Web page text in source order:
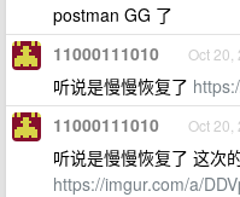
postman GG 了
11000111010 Oct 20,
听说是慢慢恢复了
11000111010 Oct 20,
听说是慢慢恢复了 这次
https://imgur.com/a/